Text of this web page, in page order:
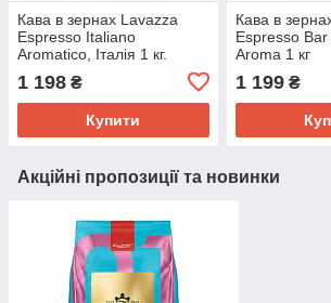
Кава в зернах Lavazza
Espresso Italiano
Aromatico, Італія 1 кг.
1 198 ₴
Купити
Кава в
Espresso
Aroma 1 кг
1 199₴
Акційні пропозиції та новинки